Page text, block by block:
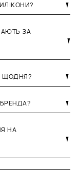
ЗА
ЩОДНЯ?
НА